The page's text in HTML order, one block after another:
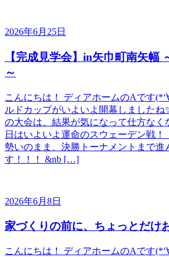
2026年6月25日
【完成見学会】in矢巾町南矢幅
～
こんにちは！ ディアホームのAです
ルドカップがいよいよ開幕しましたね
の大会は、結果が気になって仕方なく
日はいよいよ運命のスウェーデン戦！
勢いのまま、決勝トーナメントまで進
す！！！ &nb […]
2026年6月8日
家づくりの前に、ちょっとだけ
こんにちは！ ディアホームのAです